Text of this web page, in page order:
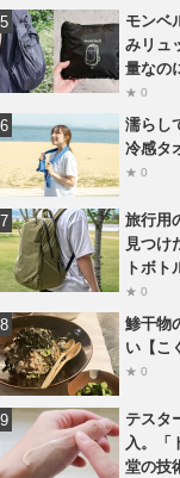
モンベ
みリュ
量なの
★ 0
濡らし
冷感タ
★ 0
旅行用
見つけ
トボ
★ 0
鯵干物
い【こ
★ 0
テスタ
入。「
堂の技